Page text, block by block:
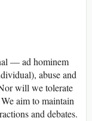
— ad hominem
abuse and
will we tolerate
aim to maintain
and debates.